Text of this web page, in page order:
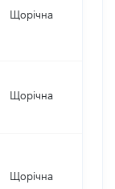
Щорічна
Щорічна
Щорічна